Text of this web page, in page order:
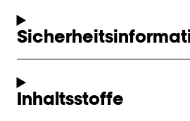
Inhaltsstoffe